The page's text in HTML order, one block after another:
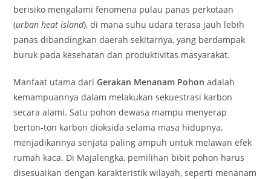
berisiko mengalami fenomena pulau panas perkotaan
(urban heat island), di mana suhu udara terasa jauh lebih
panas dibandingkan daerah sekitarnya, yang berdampak
buruk pada kesehatan dan produktivitas masyarakat.
Manfaat utama dariGerakan Menanam Pohon adalah
kemampuannya dalam melakukan sekuestrasi karbon
secara alami. Satu pohon dewasa mampu menyerap
berton-ton karbon dioksida selama masa hidupnya,
menjadikannya senjata paling ampuh untuk melawan efek
rumah kaca. Di Majalengka, pemilihan bibit pohon harus
disesuaikan dengan karakteristik wilayah, seperti menanam